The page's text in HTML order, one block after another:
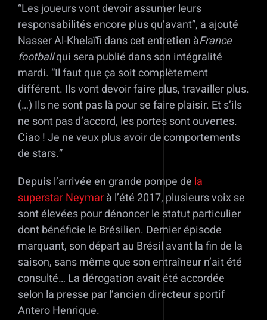
“Les joueurs vont devoir assumer leurs
responsabilités encore plus qu’avant”, a ajouté
Nasser Al-Khelaïfi dans cet entretien àFrance
footballqui sera publié dans son intégralité
mardi. “Il faut que ça soit complètement
différent. Ils vont devoir faire plus, travailler plus.
(…) Ils ne sont pas là pour se faire plaisir. Et s’ils
ne sont pas d’accord, les portes sont ouvertes.
Ciao ! Je ne veux plus avoir de comportements
de stars.”
Depuis l’arrivée en grande pompe de la
superstar Neymarà l’été 2017, plusieurs voix se
sont élevées pour dénoncer le statut particulier
dont bénéficie le Brésilien. Dernier épisode
marquant, son départ au Brésil avant la fin de la
saison, sans même que son entraîneur n’ait été
consulté… La dérogation avait été accordée
selon la presse par l’ancien directeur sportif
Antero Henrique.